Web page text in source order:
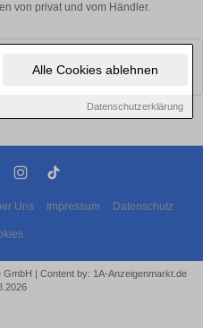
Alle Cookies ablehnen
Datenschutzerklärung
von privat und vom Händler.
Autos finden. Schauen Sie
Uns Impressum Datenschutz
| Content by: 1A-Anzeigenmarkt.de